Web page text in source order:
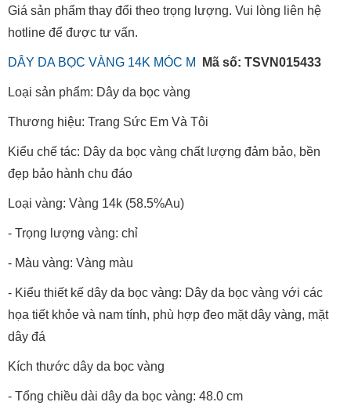
Giá sản phẩm thay đổi theo trọng lượng. Vui lòng liên hệ
hotline để được tư vấn.
DÂY DA BỌC VÀNG 14K MÓC M Mã số: TSVN015433
Loại sản phẩm: Dây da bọc vàng
Thương hiệu: Trang Sức Em Và Tôi
Kiểu chế tác: Dây da bọc vàng chất lượng đảm bảo, bền
đẹp bảo hành chu đáo
Loại vàng: Vàng 14k (58.5%Au)
- Trọng lượng vàng: chỉ
- Màu vàng: Vàng màu
- Kiểu thiết kế dây da bọc vàng: Dây da bọc vàng với các
họa tiết khỏe và nam tính, phù hợp đeo mặt dây vàng, mặt
dây đá
Kích thước dây da bọc vàng
- Tổng chiều dài dây da bọc vàng: 48.0 cm